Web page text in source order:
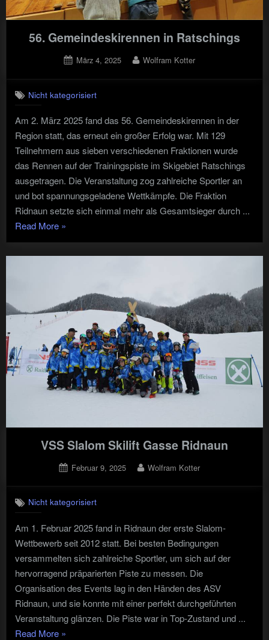
56. Gemeindeskirennen in Ratschings
Posted
März 4, 2025 By
Wolfram Kotter
Nicht kategorisiert
Am 2. März 2025 fand das 56. Gemeindeskirennen in der
Region statt, das erneut ein großer Erfolg war. Mit 129
Teilnehmern aus sieben verschiedenen Fraktionen wurde
das Rennen auf der Trainingspiste im Skigebiet Ratschings
ausgetragen. Die Veranstaltung zog zahlreiche Sportler an
und bot spannungsgeladene Wettkämpfe. Die Fraktion
Ridnaun setzte sich einmal mehr als Gesamtsieger durch ...
Read More"56.
Gemeindeskirennen
in
»
VSS Slalom Skilift Gasse Ridnaun
Posted
Februar 9, 2025 By
Wolfram Kotter
Nicht kategorisiert
Am 1. Februar 2025 fand in Ridnaun der erste Slalom-
Wettbewerb seit 2012 statt. Bei besten Bedingungen
versammelten sich zahlreiche Sportler, um sich auf der
hervorragend präparierten Piste zu messen. Die
Organisation des Events lag in den Händen des ASV
Ridnaun, und sie konnte mit einer perfekt durchgeführten
Veranstaltung glänzen. Die Piste war in Top-Zustand und ...
Read More"VSS
»